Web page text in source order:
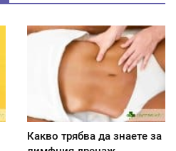
Какво трябва да знаете за